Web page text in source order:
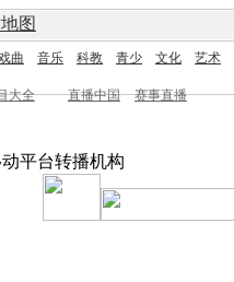
图
曲 音乐 科教 青少 文化 艺术
大全 直播中国
赛事直播
平台转播机构